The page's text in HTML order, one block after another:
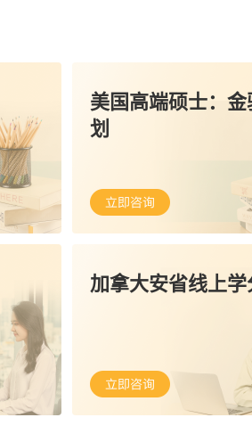
美国高端硕士：金
划
加拿大安省线上学